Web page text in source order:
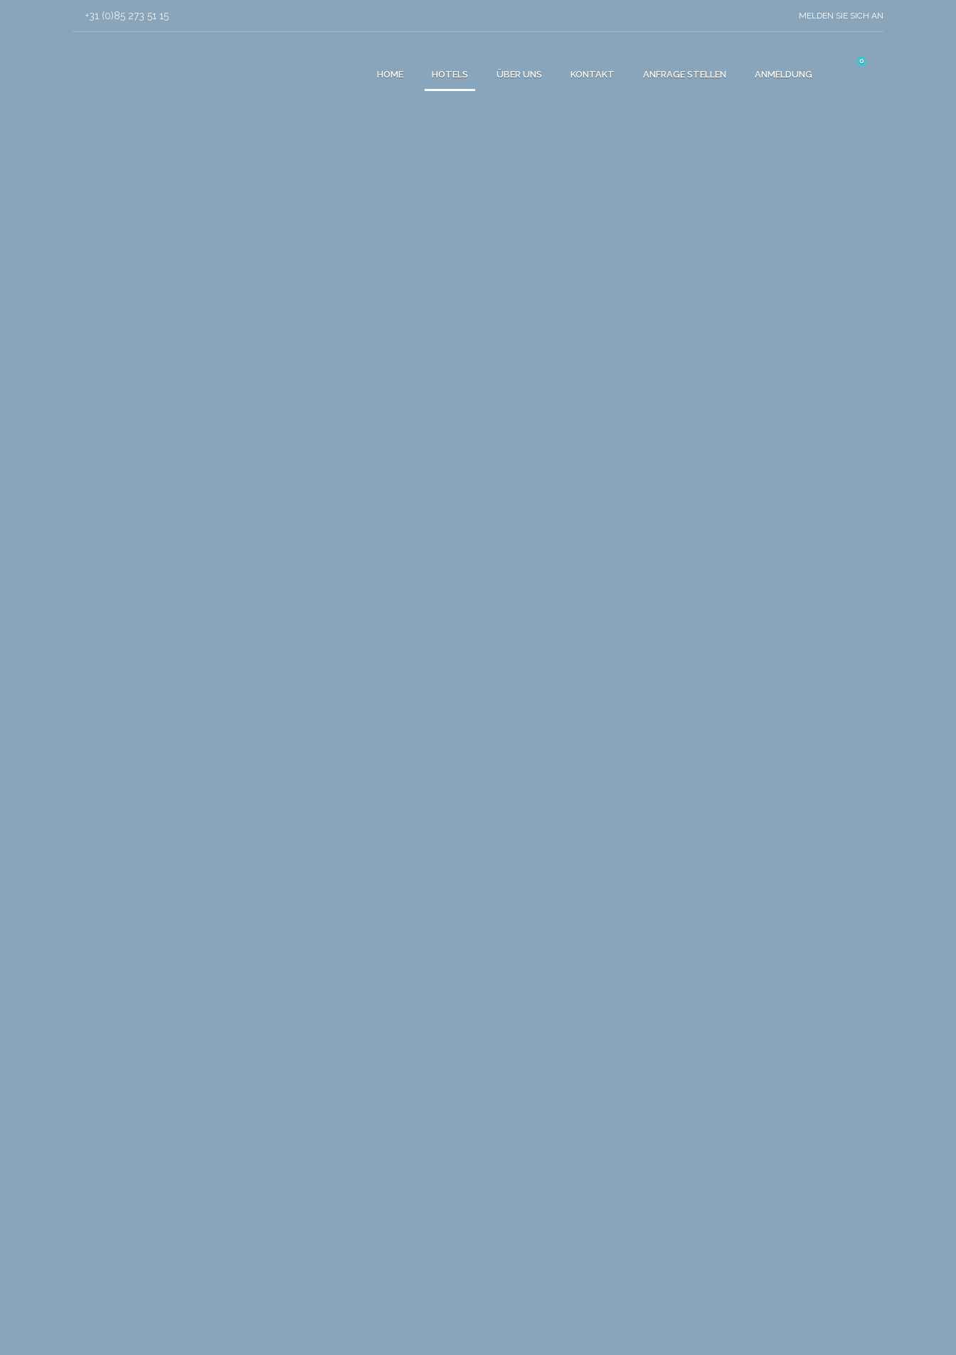
+31 (0)85 273 51 15 MELDEN SIE SICH AN
HOME HOTELS ÜBER UNS KONTAKT ANFRAGE STELLEN ANMELDUNG
0